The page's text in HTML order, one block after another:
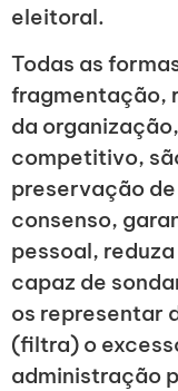
eleitoral.
Todas as
fragmentação,
da
competitivo,
preservação
consenso,
pessoal,
capaz de
os representar
(filtra) o
administração